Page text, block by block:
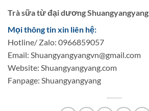
Trà sữa từ đại dương Shuangyangyang
Mọi thông tin xin liên hệ:
Hotline/ Zalo: 0966859057
Email: Shuangyangyangvn@gmail.com
Website: Shuangyangyang.com
Fanpage: Shuangyangyang